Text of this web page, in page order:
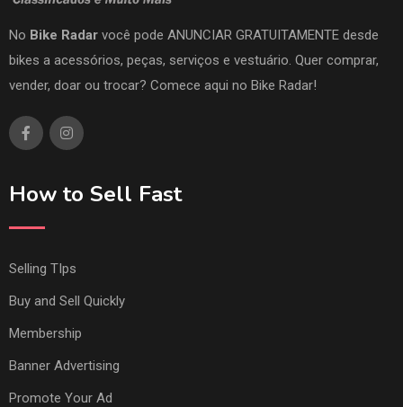
No Bike Radar você pode ANUNCIAR GRATUITAMENTE desde
bikes a acessórios, peças, serviços e vestuário. Quer comprar,
vender, doar ou trocar? Comece aqui no Bike Radar!
How to Sell Fast
Selling TIps
Buy and Sell Quickly
Membership
Banner Advertising
Promote Your Ad